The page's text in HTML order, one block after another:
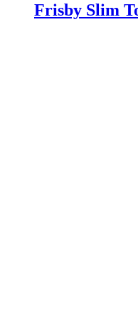
Frisby Slim